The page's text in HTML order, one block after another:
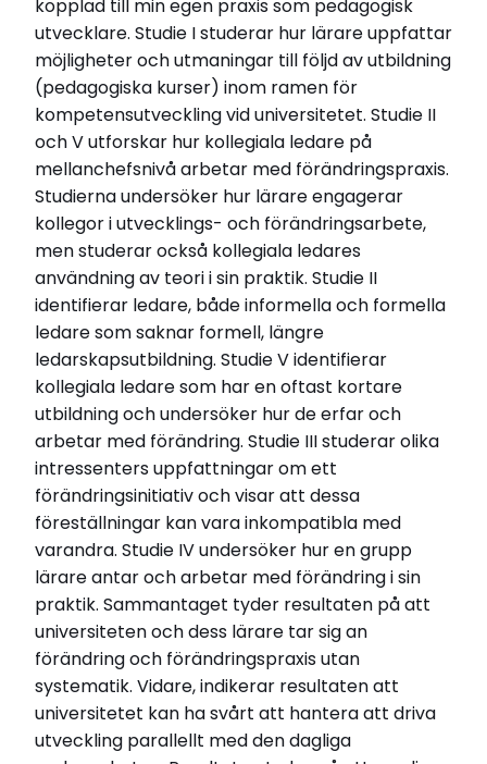
kopplad till min egen praxis som pedagogisk
utvecklare. Studie I studerar hur lärare uppfattar
möjligheter och utmaningar till följd av utbildning
(pedagogiska kurser) inom ramen för
kompetensutveckling vid universitetet. Studie II
och V utforskar hur kollegiala ledare på
mellanchefsnivå arbetar med förändringspraxis.
Studierna undersöker hur lärare engagerar
kollegor i utvecklings- och förändringsarbete,
men studerar också kollegiala ledares
användning av teori i sin praktik. Studie II
identifierar ledare, både informella och formella
ledare som saknar formell, längre
ledarskapsutbildning. Studie V identifierar
kollegiala ledare som har en oftast kortare
utbildning och undersöker hur de erfar och
arbetar med förändring. Studie III studerar olika
intressenters uppfattningar om ett
förändringsinitiativ och visar att dessa
föreställningar kan vara inkompatibla med
varandra. Studie IV undersöker hur en grupp
lärare antar och arbetar med förändring i sin
praktik. Sammantaget tyder resultaten på att
universiteten och dess lärare tar sig an
förändring och förändringspraxis utan
systematik. Vidare, indikerar resultaten att
universitetet kan ha svårt att hantera att driva
utveckling parallellt med den dagliga